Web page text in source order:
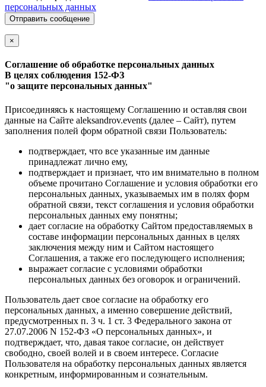
персональных данных
Отправить сообщение
×
Соглашение об обработке персональных данных
В целях соблюдения 152-ФЗ
"о защите персональных данных"
Присоединяясь к настоящему Соглашению и оставляя свои
данные на Сайте aleksandrov.events (далее – Сайт), путем
заполнения полей форм обратной связи Пользователь:
подтверждает, что все указанные им данные
принадлежат лично ему,
подтверждает и признает, что им внимательно в полном
объеме прочитано Соглашение и условия обработки его
персональных данных, указываемых им в полях форм
обратной связи, текст соглашения и условия обработки
персональных данных ему понятны;
дает согласие на обработку Сайтом предоставляемых в
составе информации персональных данных в целях
заключения между ним и Сайтом настоящего
Соглашения, а также его последующего исполнения;
выражает согласие с условиями обработки
персональных данных без оговорок и ограничений.
Пользователь дает свое согласие на обработку его
персональных данных, а именно совершение действий,
предусмотренных п. 3 ч. 1 ст. 3 Федерального закона от
27.07.2006 N 152-ФЗ «О персональных данных», и
подтверждает, что, давая такое согласие, он действует
свободно, своей волей и в своем интересе. Согласие
Пользователя на обработку персональных данных является
конкретным, информированным и сознательным.